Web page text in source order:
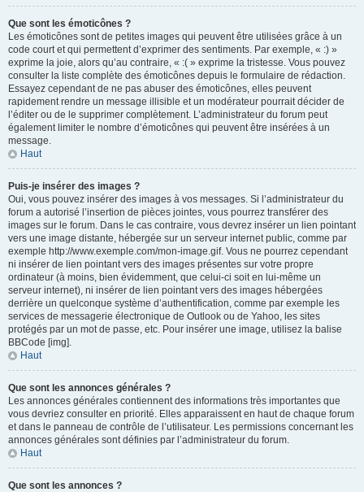
Que sont les émoticônes ?
Les émoticônes sont de petites images qui peuvent être utilisées grâce à un
code court et qui permettent d’exprimer des sentiments. Par exemple, « :) »
exprime la joie, alors qu’au contraire, « :( » exprime la tristesse. Vous pouvez
consulter la liste complète des émoticônes depuis le formulaire de rédaction.
Essayez cependant de ne pas abuser des émoticônes, elles peuvent
rapidement rendre un message illisible et un modérateur pourrait décider de
l’éditer ou de le supprimer complètement. L’administrateur du forum peut
également limiter le nombre d’émoticônes qui peuvent être insérées à un
message.
Haut
Puis-je insérer des images ?
Oui, vous pouvez insérer des images à vos messages. Si l’administrateur du
forum a autorisé l’insertion de pièces jointes, vous pourrez transférer des
images sur le forum. Dans le cas contraire, vous devrez insérer un lien pointant
vers une image distante, hébergée sur un serveur internet public, comme par
exemple http://www.exemple.com/mon-image.gif. Vous ne pourrez cependant
ni insérer de lien pointant vers des images présentes sur votre propre
ordinateur (à moins, bien évidemment, que celui-ci soit en lui-même un
serveur internet), ni insérer de lien pointant vers des images hébergées
derrière un quelconque système d’authentification, comme par exemple les
services de messagerie électronique de Outlook ou de Yahoo, les sites
protégés par un mot de passe, etc. Pour insérer une image, utilisez la balise
BBCode [img].
Haut
Que sont les annonces générales ?
Les annonces générales contiennent des informations très importantes que
vous devriez consulter en priorité. Elles apparaissent en haut de chaque forum
et dans le panneau de contrôle de l’utilisateur. Les permissions concernant les
annonces générales sont définies par l’administrateur du forum.
Haut
Que sont les annonces ?